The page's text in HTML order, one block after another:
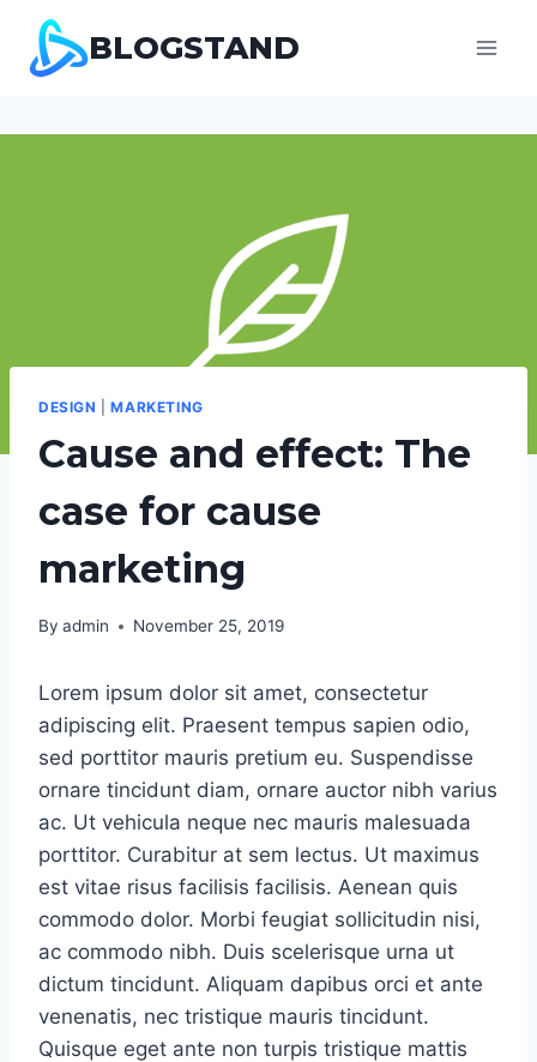
content
BLOGSTAND
DESIGN |MARKETING
Cause and effect: The
case for cause
marketing
By admin November 25, 2019
Lorem ipsum dolor sit amet, consectetur
adipiscing elit. Praesent tempus sapien odio,
sed porttitor mauris pretium eu. Suspendisse
ornare tincidunt diam, ornare auctor nibh varius
ac. Ut vehicula neque nec mauris malesuada
porttitor. Curabitur at sem lectus. Ut maximus
est vitae risus facilisis facilisis. Aenean quis
commodo dolor. Morbi feugiat sollicitudin nisi,
ac commodo nibh. Duis scelerisque urna ut
dictum tincidunt. Aliquam dapibus orci et ante
venenatis, nec tristique mauris tincidunt.
Quisque eget ante non turpis tristique mattis